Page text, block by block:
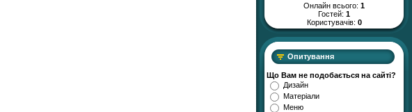
Онлайн всього: 1
Гостей: 1
Користувачів: 0
Опитування
Що Вам не подобається на сайті?
Дизайн
Матеріали
Меню